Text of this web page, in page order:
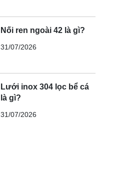
Nối ren ngoài 42 là gì?
31/07/2026
Lưới inox 304 lọc bể cá
là gì?
31/07/2026